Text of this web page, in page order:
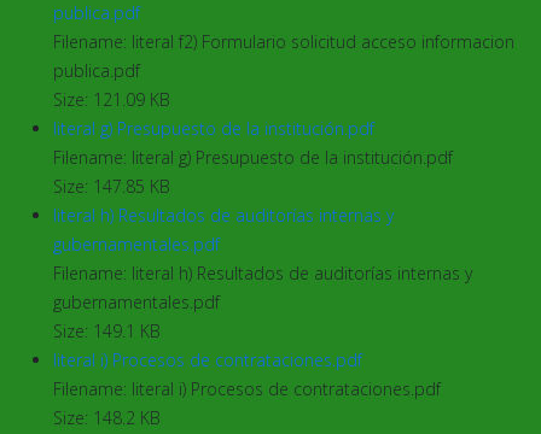
publica.pdf
Filename: literal f2) Formulario solicitud acceso informacion
publica.pdf
Size: 121.09 KB
literal g) Presupuesto de la institución.pdf
Filename: literal g) Presupuesto de la institución.pdf
Size: 147.85 KB
literal h) Resultados de auditorías internas y
gubernamentales.pdf
Filename: literal h) Resultados de auditorías internas y
gubernamentales.pdf
Size: 149.1 KB
literal i) Procesos de contrataciones.pdf
Filename: literal i) Procesos de contrataciones.pdf
Size: 148.2 KB